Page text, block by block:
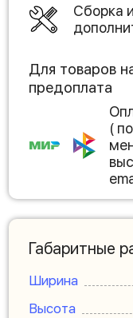
Сборка
Для товаров
предоплата
(
Габаритные
Ширина
Высота